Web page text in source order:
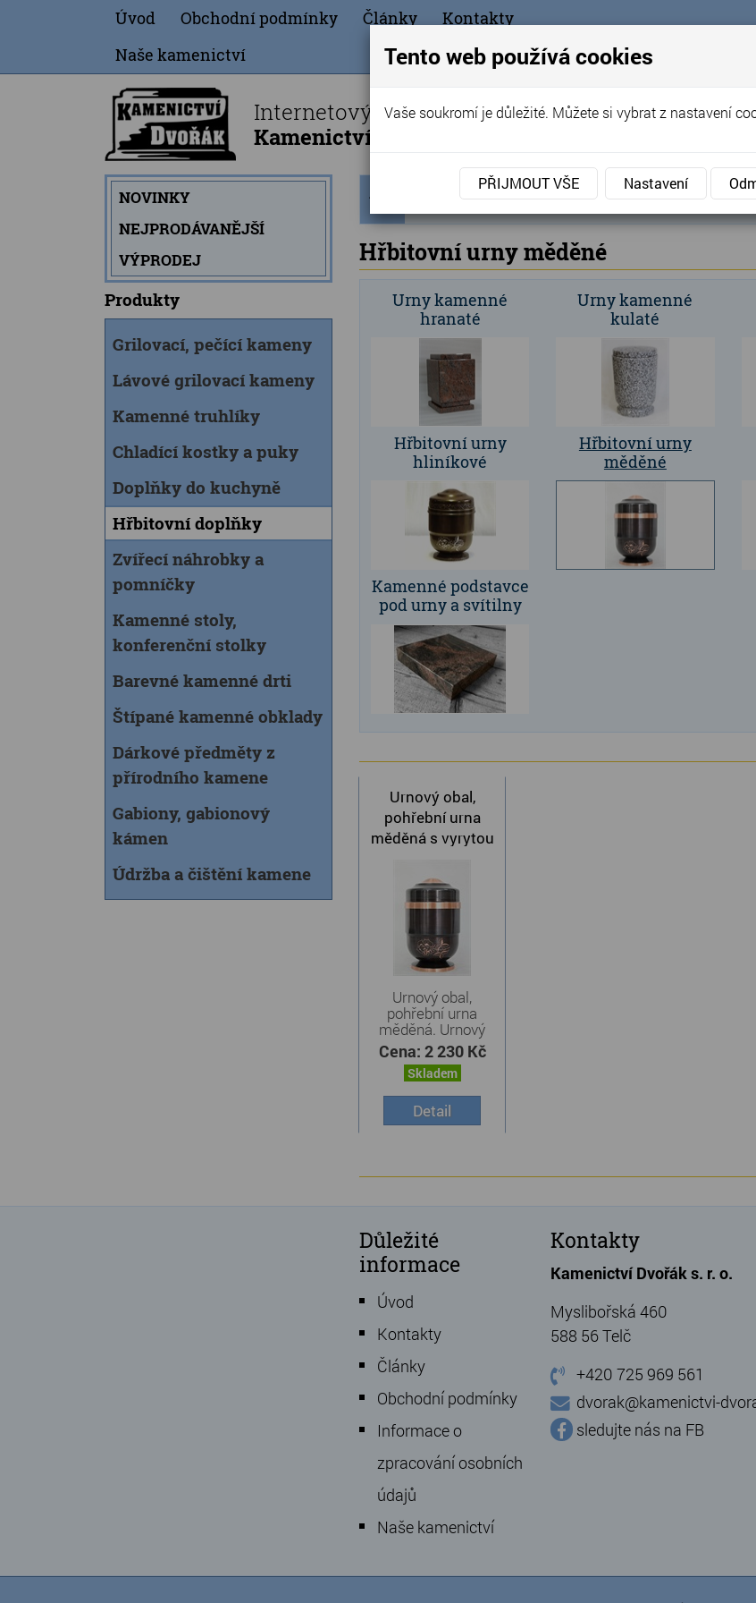
Úvod Obchodní podmínky Články
Kontakty
Naše kamenictví
Internetový obchod
Kamenictví Dvořák - Telč
NOVINKY
NEJPRODÁVANĚJŠÍ
VÝPRODEJ
Produkty
Grilovací, pečící kameny
Lávové grilovací kameny
Kamenné truhlíky
Chladící kostky a puky
Doplňky do kuchyně
Hřbitovní doplňky
Zvířecí náhrobky a
pomníčky
Kamenné stoly,
konferenční stolky
Barevné kamenné drti
Štípané kamenné obklady
Dárkové předměty z
přírodního kamene
Gabiony, gabionový
kámen
Údržba a čištění kamene
stránka
Produkty » Hřbitovní doplňky » Hřbitovní
Hřbitovní urny měděné
Urny kamenné
hranaté
Urny kamenné
kulaté
Hřbitovní urny
hliníkové
Hřbitovní urny
měděné
Kamenné podstavce
pod urny a svítilny
Urnový obal,
pohřební urna
měděná s vyrytou
Urnový obal,
pohřební urna
měděná. Urnový
obal, ...
Cena: 2 230 Kč
Skladem
Detail
Důležité
informace
Úvod
Kontakty
Články
Obchodní podmínky
Informace o
zpracování osobních
údajů
Naše kamenictví
Kontakty
Kamenictví Dvořák s. r. o.
Myslibořská 460
588 56 Telč
+420 725 969 561
dvorak@kamenictvi-
sledujte nás na FB
Tento web používá cookies
Vaše soukromí je důležité. Můžete si vybrat z nastavení
PŘIJMOUT VŠE Nastavení